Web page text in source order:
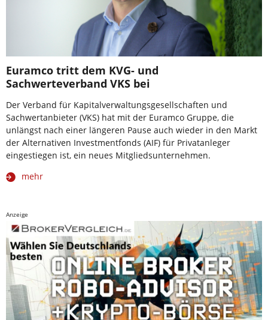
Euramco tritt dem KVG- und
Sachwerteverband VKS bei
Der Verband für Kapitalverwaltungsgesellschaften und
Sachwertanbieter (VKS) hat mit der Euramco Gruppe, die
unlängst nach einer längeren Pause auch wieder in den Markt
der Alternativen Investmentfonds (AIF) für Privatanleger
eingestiegen ist, ein neues Mitgliedsunternehmen.
mehr
Anzeige